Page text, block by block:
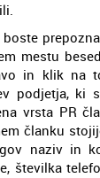
mestu
in klik na
podjetja, ki
vrsta PR
članku
naziv in
številka